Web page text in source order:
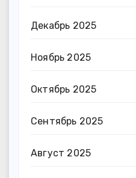
Декабрь 2025
Ноябрь 2025
Октябрь 2025
Сентябрь 2025
Август 2025